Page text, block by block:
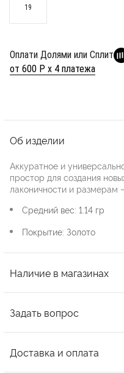
19
Оплати Долями или Сплит
от 600 Р х 4 платежа
Об изделии
Аккуратное и
простор для создания
лаконичности и размерам
Средний вес: 1.14 гр
Покрытие: Золото
Наличие в магазинах
Задать вопрос
Доставка и оплата